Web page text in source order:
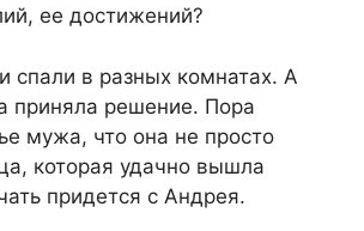
ее достижений?
спали в разных комнатах. А
приняла решение. Пора
мужа, что она не просто
которая удачно вышла
придется с Андрея.